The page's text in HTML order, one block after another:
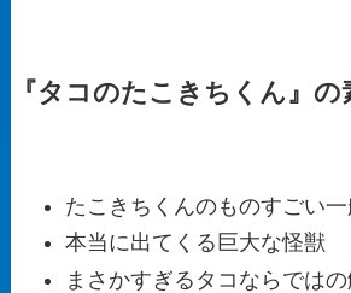
『タコのたこきちくん』
たこきちくんのものすごい
本当に出てくる巨大な怪獣
まさかすぎるタコならでは